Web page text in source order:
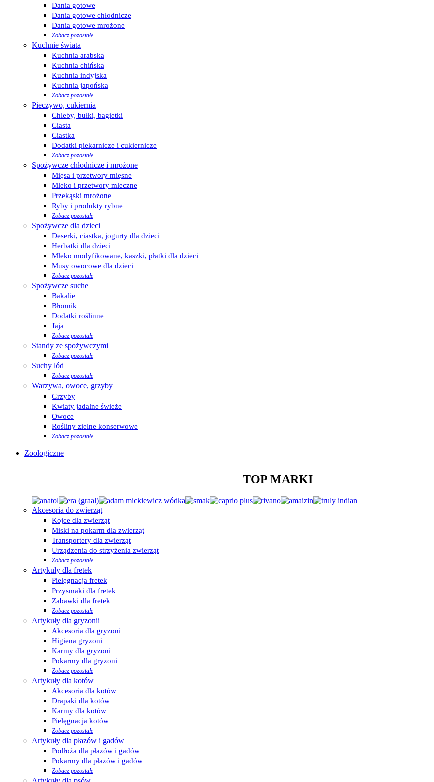
Dania gotowe
Dania gotowe chłodnicze
Dania gotowe mrożone
Zobacz pozostałe
Kuchnie świata
Kuchnia arabska
Kuchnia chińska
Kuchnia indyjska
Kuchnia japońska
Zobacz pozostałe
Pieczywo, cukiernia
Chleby, bułki, bagietki
Ciasta
Ciastka
Dodatki piekarnicze i cukiernicze
Zobacz pozostałe
Spożywcze chłodnicze i mrożone
Mięsa i przetwory mięsne
Mleko i przetwory mleczne
Przekąski mrożone
Ryby i produkty rybne
Zobacz pozostałe
Spożywcze dla dzieci
Deserki, ciastka, jogurty dla dzieci
Herbatki dla dzieci
Mleko modyfikowane, kaszki, płatki dla dzieci
Musy owocowe dla dzieci
Zobacz pozostałe
Spożywcze suche
Bakalie
Błonnik
Dodatki roślinne
Jaja
Zobacz pozostałe
Standy ze spożywczymi
Zobacz pozostałe
Suchy lód
Zobacz pozostałe
Warzywa, owoce, grzyby
Grzyby
Kwiaty jadalne świeże
Owoce
Rośliny zielne konserwowe
Zobacz pozostałe
Zoologiczne
TOP MARKI
Akcesoria do zwierząt
Kojce dla zwierząt
Miski na pokarm dla zwierząt
Transportery dla zwierząt
Urządzenia do strzyżenia zwierząt
Zobacz pozostałe
Artykuły dla fretek
Pielęgnacja fretek
Przysmaki dla fretek
Zabawki dla fretek
Zobacz pozostałe
Artykuły dla gryzonii
Akcesoria dla gryzoni
Higiena gryzoni
Karmy dla gryzoni
Pokarmy dla gryzoni
Zobacz pozostałe
Artykuły dla kotów
Akcesoria dla kotów
Drapaki dla kotów
Karmy dla kotów
Pielęgnacja kotów
Zobacz pozostałe
Artykuły dla płazów i gadów
Podłoża dla płazów i gadów
Pokarmy dla płazów i gadów
Zobacz pozostałe